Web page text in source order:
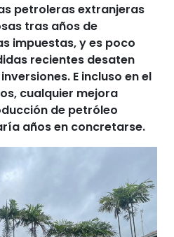
petroleras extranjeras
tras años de
impuestas, y es poco
recientes desaten
E incluso enel
, cualquier mejora
de petróleo
años en concretarse.